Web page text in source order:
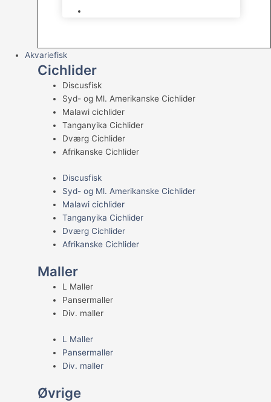
Akvariefisk
Cichlider
Discusfisk
Syd- og Ml. Amerikanske Cichlider
Malawi cichlider
Tanganyika Cichlider
Dværg Cichlider
Afrikanske Cichlider
Discusfisk
Syd- og Ml. Amerikanske Cichlider
Malawi cichlider
Tanganyika Cichlider
Dværg Cichlider
Afrikanske Cichlider
Maller
L Maller
Pansermaller
Div. maller
L Maller
Pansermaller
Div. maller
Øvrige